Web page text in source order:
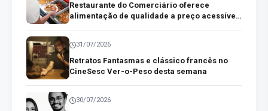
Restaurante do Comerciário oferece
alimentação de qualidade a preço acessível
31/07/2026
Retratos Fantasmas e clássico francês no
CineSesc Ver-o-Peso desta semana
30/07/2026